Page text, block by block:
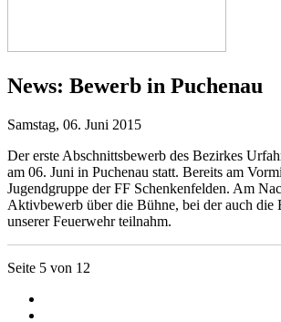
News: Bewerb in Puchenau
Samstag, 06. Juni 2015
Der erste Abschnittsbewerb des Bezirkes
am 06. Juni in Puchenau statt. Bereits am
Jugendgruppe der FF Schenkenfelden. Am
Aktivbewerb über die Bühne, bei der auch die
unserer Feuerwehr teilnahm.
Seite 5 von 12